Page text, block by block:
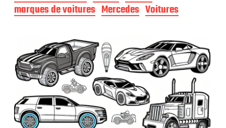
l
i
i
o
n
marques de voitures Mercedes Voitures